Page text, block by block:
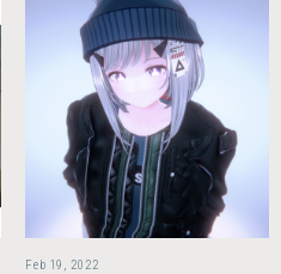
Feb 19, 2022